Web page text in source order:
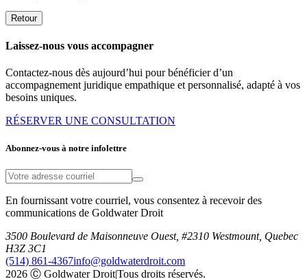
Retour
Laissez-nous vous accompagner
Contactez-nous dès aujourd’hui pour bénéficier d’un
accompagnement juridique empathique et personnalisé, adapté à vos
besoins uniques.
RÉSERVER UNE CONSULTATION
Abonnez-vous à notre infolettre
En fournissant votre courriel, vous consentez à recevoir des
communications de Goldwater Droit
3500 Boulevard de Maisonneuve Ouest, #2310 Westmount, Quebec
H3Z 3C1
(514) 861-4367info@goldwaterdroit.com
2026 Ⓒ Goldwater Droit|Tous droits réservés.